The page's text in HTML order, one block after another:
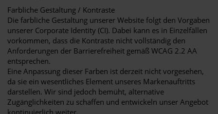
Farbliche Gestaltung / Kontraste
Die farbliche Gestaltung unserer Website folgt den Vorgaben
unserer Corporate Identity (CI). Dabei kann es in Einzelfällen
vorkommen, dass die Kontraste nicht vollständig den
Anforderungen der Barrierefreiheit gemäß WCAG 2.2 AA
entsprechen.
Eine Anpassung dieser Farben ist derzeit nicht vorgesehen,
da sie ein wesentliches Element unseres Markenauftritts
darstellen. Wir sind jedoch bemüht, alternative
Zugänglichkeiten zu schaffen und entwickeln unser Angebot
kontinuierlich weiter.